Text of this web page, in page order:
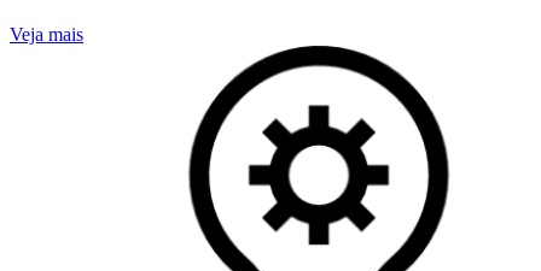
Veja mais